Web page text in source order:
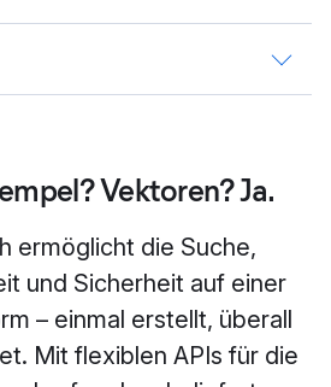
Vektoren? Ja.
ermöglicht die Suche,
und Sicherheit auf einer
– einmal erstellt, überall
Mit flexiblen APIs für die